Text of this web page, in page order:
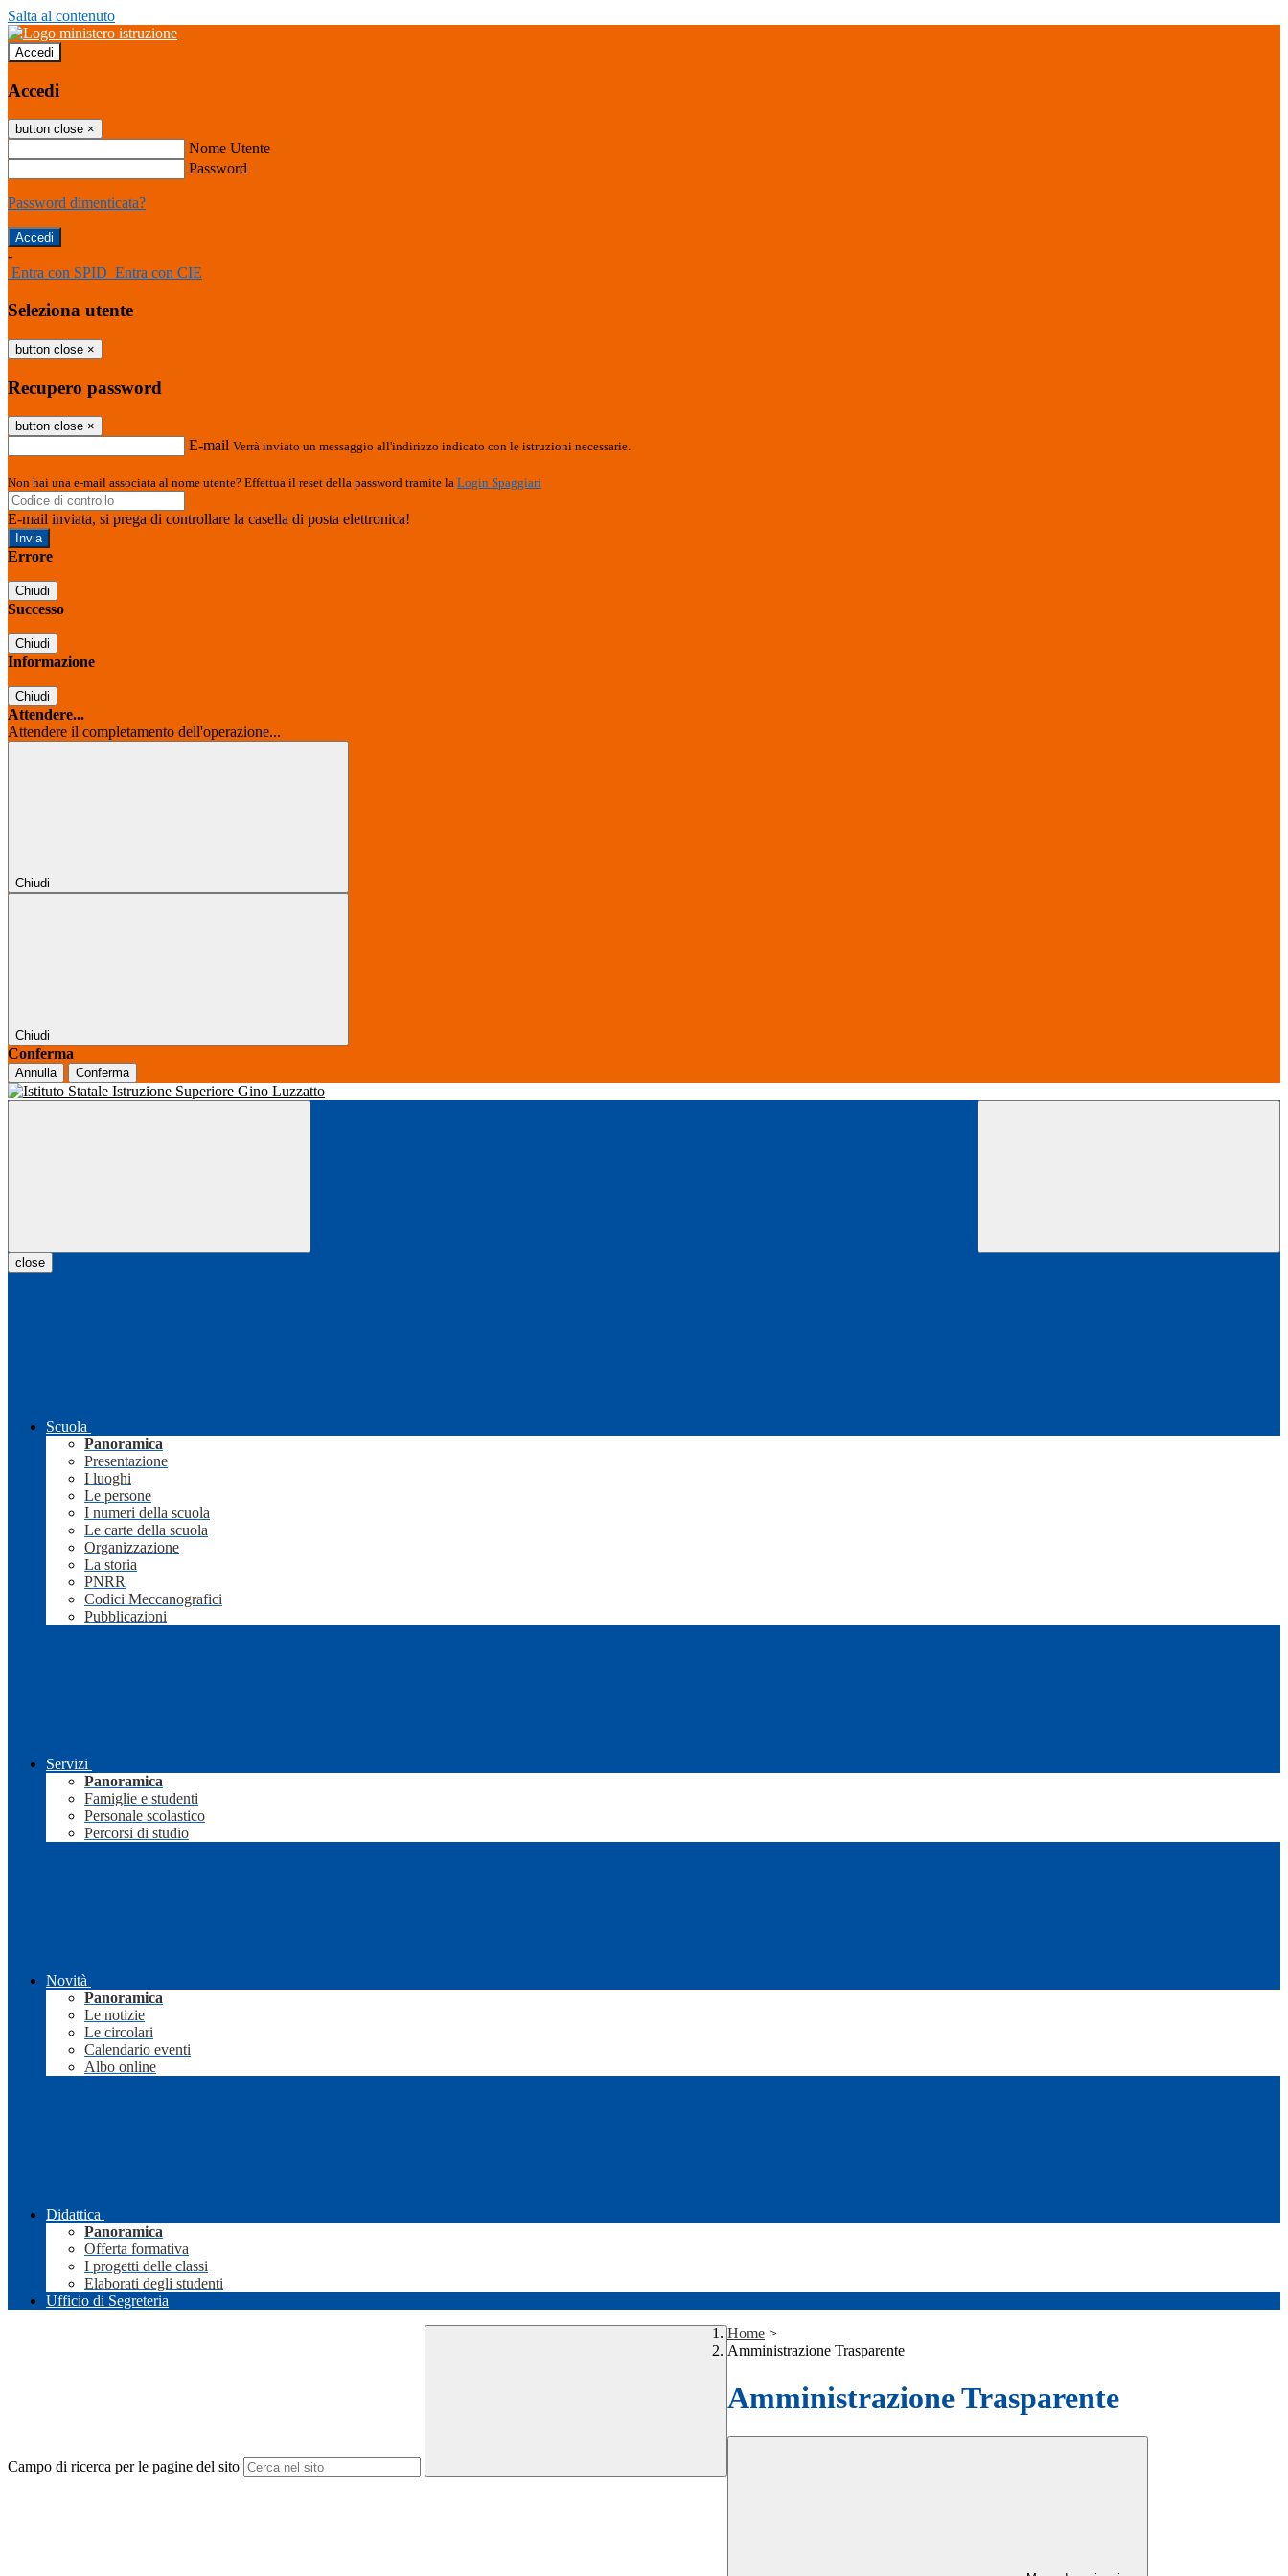
Salta al contenuto
Accedi
Accedi
button close ×
Nome Utente
Password
Password dimenticata?
-
Entra con SPID Entra con CIE
Seleziona utente
button close ×
Recupero password
button close ×
E-mail Verrà inviato un messaggio all'indirizzo indicato con le istruzioni necessarie.
Non hai una e-mail associata al nome utente? Effettua il reset della password tramite la Login Spaggiari
E-mail inviata, si prega di controllare la casella di posta elettronica!
Errore
Chiudi
Successo
Chiudi
Informazione
Chiudi
Attendere...
Attendere il completamento dell'operazione...
Chiudi
Chiudi
Conferma
Annulla Conferma
close
Scuola
Panoramica
Presentazione
I luoghi
Le persone
I numeri della scuola
Le carte della scuola
Organizzazione
La storia
PNRR
Codici Meccanografici
Pubblicazioni
Servizi
Panoramica
Famiglie e studenti
Personale scolastico
Percorsi di studio
Novità
Panoramica
Le notizie
Le circolari
Calendario eventi
Albo online
Didattica
Panoramica
Offerta formativa
I progetti delle classi
Elaborati degli studenti
Ufficio di Segreteria
Campo di ricerca per le pagine del sito
Home >
Amministrazione Trasparente
Amministrazione Trasparente